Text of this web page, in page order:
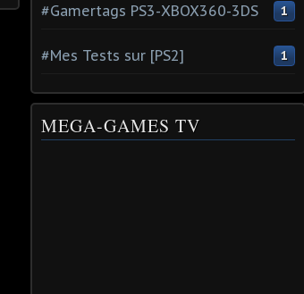
#Gamertags PS3-XBOX360-3DS 1
#Mes Tests sur [PS2] 1
MEGA-GAMES TV